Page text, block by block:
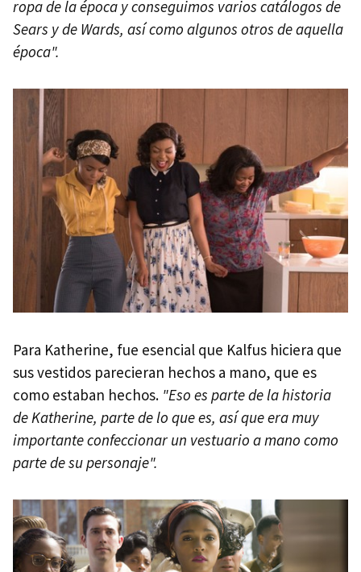
ropa de la época y conseguimos varios catálogos de
Sears y de Wards, así como algunos otros de aquella
época".
Para Katherine, fue esencial que Kalfus hiciera que
sus vestidos parecieran hechos a mano, que es
como estaban hechos. "Eso es parte de la historia
de Katherine, parte de lo que es, así que era muy
importante confeccionar un vestuario a mano como
parte de su personaje".